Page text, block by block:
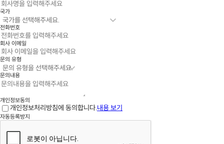
국가
전화번호
회사 이메일
문의 유형
문의내용
개인정보동의
개인정보처리방침에 동의합니다. 내용 보기
자동등록방지